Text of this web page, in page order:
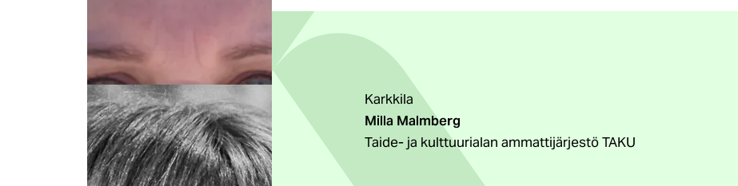
Karkkila
Milla Malmberg
Taide- ja kulttuurialan ammattijärjestö TAKU